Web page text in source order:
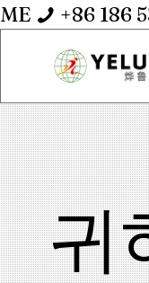
ME +86 186
귀